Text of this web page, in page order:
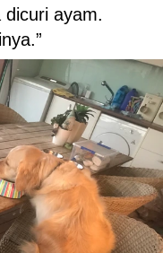
ayam.